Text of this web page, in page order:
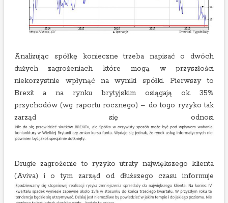
Analizując spółkę konieczne trzeba napisać o dwóch
dużych zagrożeniach które mogą w przyszłości
niekorzystnie wpłynąć na wyniki spółki. Pierwszy to
Brexit a na rynku brytyjskim osiągają ok. 35%
przychodów (wg raportu rocznego) – do togo ryzyko tak
zarząd się odnosi
Drugie zagrożenie to ryzyko utraty największego klienta
(Aviva) i o tym zarząd od dłuższego czasu informuje